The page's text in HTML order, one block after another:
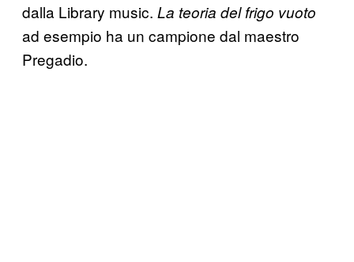
dalla Library music. La teoria del frigo vuoto
ad esempio ha un campione dal maestro
Pregadio.